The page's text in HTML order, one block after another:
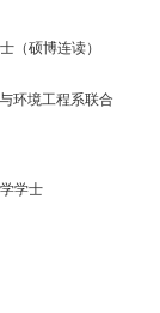
（硕博连读）
环境工程系联合
学士